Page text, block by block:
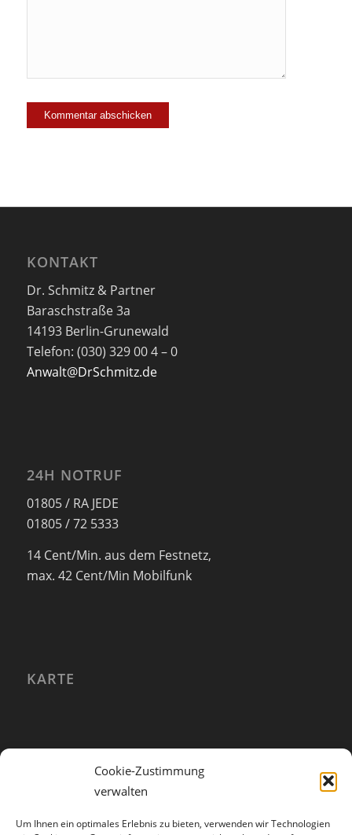
Cookie-Zustimmung
verwalten
Um Ihnen ein optimales Erlebnis zu bieten, verwenden wir Technologien
KONTAKT
Dr. Schmitz & Partner
Baraschstraße 3a
14193 Berlin-Grunewald
Telefon: (030) 329 00 4 – 0
Anwalt@DrSchmitz.de
24H NOTRUF
01805 / RA JEDE
01805 / 72 5333
14 Cent/Min. aus dem Festnetz,
max. 42 Cent/Min Mobilfunk
KARTE